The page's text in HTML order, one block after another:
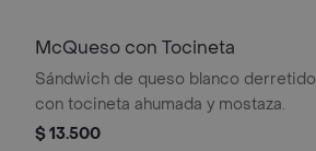
McQueso con Tocineta
Sándwich de queso blanco derretido
con tocineta ahumada y mostaza.
$ 13.500